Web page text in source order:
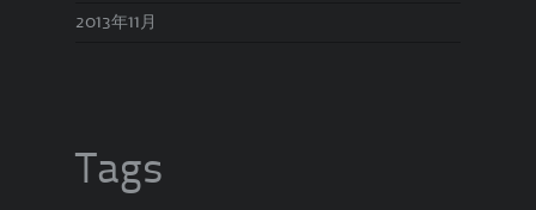
2013年11月
Tags